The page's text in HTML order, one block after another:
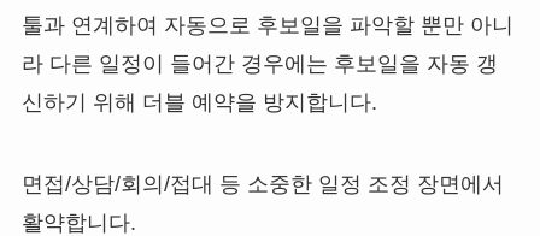
툴과 연계하여 자동으로 후보일을 파악할 뿐만 아니
라 다른 일정이 들어간 경우에는 후보일을 자동 갱
신하기 위해 더블 예약을 방지합니다.
면접/상담/회의/접대 등 소중한 일정 조정 장면에서
활약합니다.